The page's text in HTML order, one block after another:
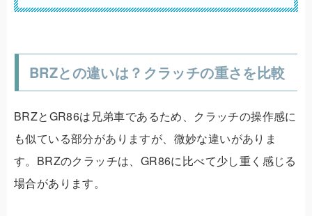
BRZとの違いは？クラッチの重さを比較
BRZとGR86は兄弟車であるため、クラッチの操作感に
も似ている部分がありますが、微妙な違いがありま
す。BRZのクラッチは、GR86に比べて少し重く感じる
場合があります。